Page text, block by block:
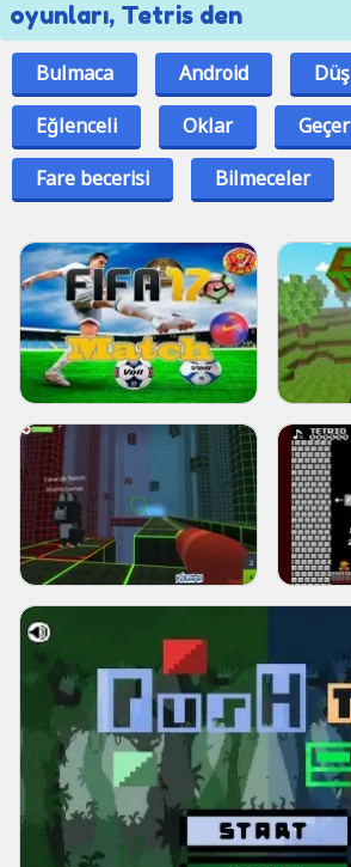
oyunları, Tetris den
Bulmaca Android
Eğlenceli
Oklar Geçer
Fare becerisi
Bilmeceler